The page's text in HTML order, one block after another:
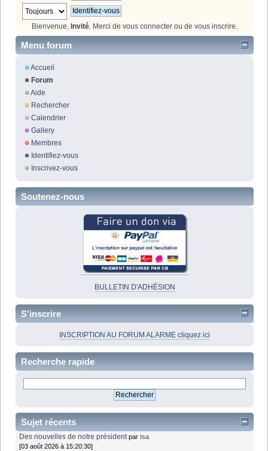
Bienvenue, Invité . Merci de vous connecter ou de vous inscrire
Menu forum
Accueil
Forum
Aide
Rechercher
Calendrier
Gallery
Membres
Identifiez-vous
Inscrivez-vous
Soutenez-nous
BULLETIN D'ADHÉSION
S'inscrire
INSCRIPTION AU FORUM ALARME cliquez ici
Recherche rapide
Sujet récents
Des nouvelles de notre président par Isa
[03 août 2026 à 15:20:30]